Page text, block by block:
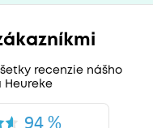
recenzie nášho
Heureke